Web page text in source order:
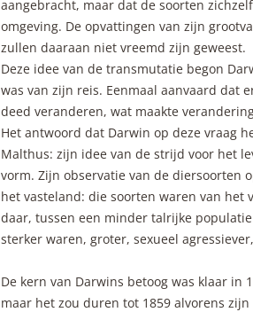
aangebracht, maar dat de soorten
omgeving. De opvattingen van zijn
zullen daaraan niet vreemd zijn geweest.
Deze idee van de transmutatie begon
was van zijn reis. Eenmaal aanvaard dat
deed veranderen, wat maakte
Het antwoord dat Darwin op deze vraag
Malthus: zijn idee van de strijd voor het
vorm. Zijn observatie van de diersoorten
het vasteland: die soorten waren van het
daar, tussen een minder talrijke
sterker waren, groter, sexueel
De kern van Darwins betoog was klaar in
maar het zou duren tot 1859 alvorens